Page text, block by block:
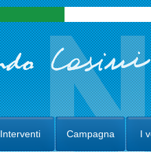
Interventi Campagna I